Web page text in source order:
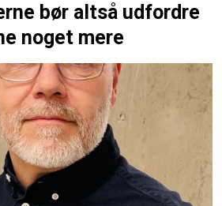
bør altså udfordre
noget mere